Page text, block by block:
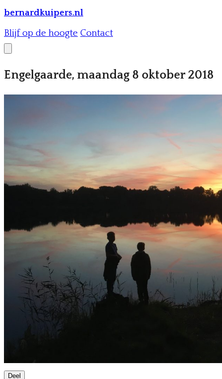
bernardkuipers.nl
Blijf op de hoogte Contact
Engelgaarde, maandag 8 oktober 2018
Deel